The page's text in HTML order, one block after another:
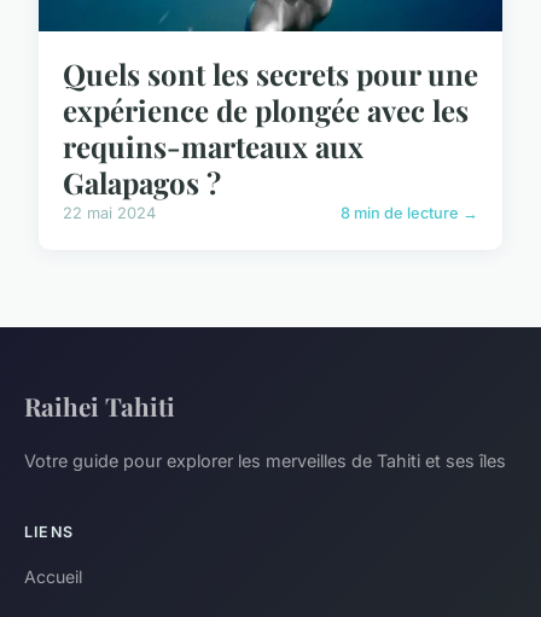
Quels sont les secrets pour une
expérience de plongée avec les
requins-marteaux aux
Galapagos ?
22 mai 2024 8 min de lecture →
Raihei Tahiti
Votre guide pour explorer les merveilles de Tahiti et ses îles
LIENS
Accueil